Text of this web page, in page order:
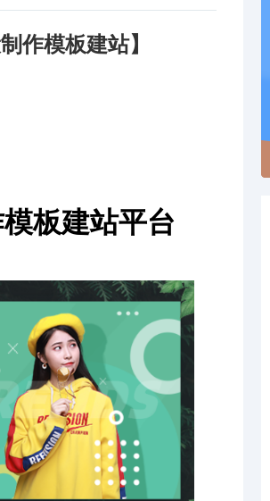
作模板建站】
板建站平台